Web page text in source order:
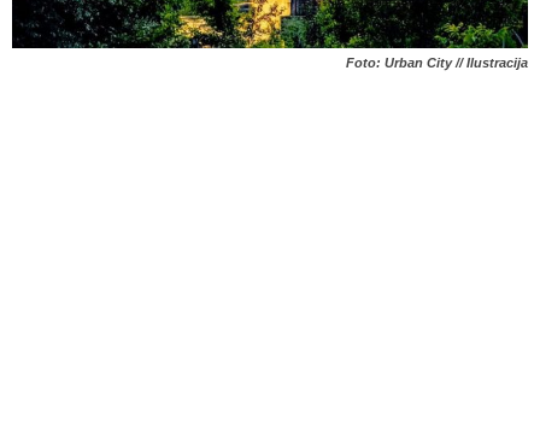
Foto: Urban City // Ilustracija